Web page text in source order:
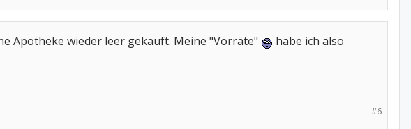
Apotheke wieder leer gekauft. Meine "Vorräte"
habe ich also
#6